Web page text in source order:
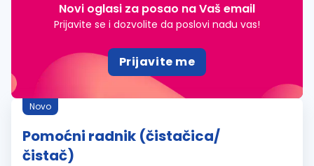
Novi oglasi za posao na Vaš email
Prijavite se i dozvolite da poslovi nađu vas!
Prijavite me
Novo
Pomoćni radnik (čistačica/
čistač)